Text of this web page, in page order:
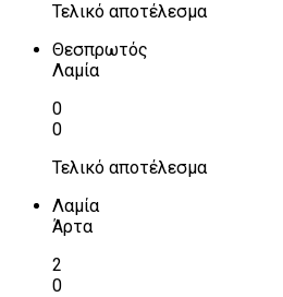
Τελικό αποτέλεσμα
Θεσπρωτός
Λαμία
0
0
Τελικό αποτέλεσμα
Λαμία
Άρτα
2
0